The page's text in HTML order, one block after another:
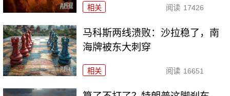
相关 阅读 17426
马科斯两线溃败：沙拉稳了，南
海牌被东大刺穿
相关 阅读 16651